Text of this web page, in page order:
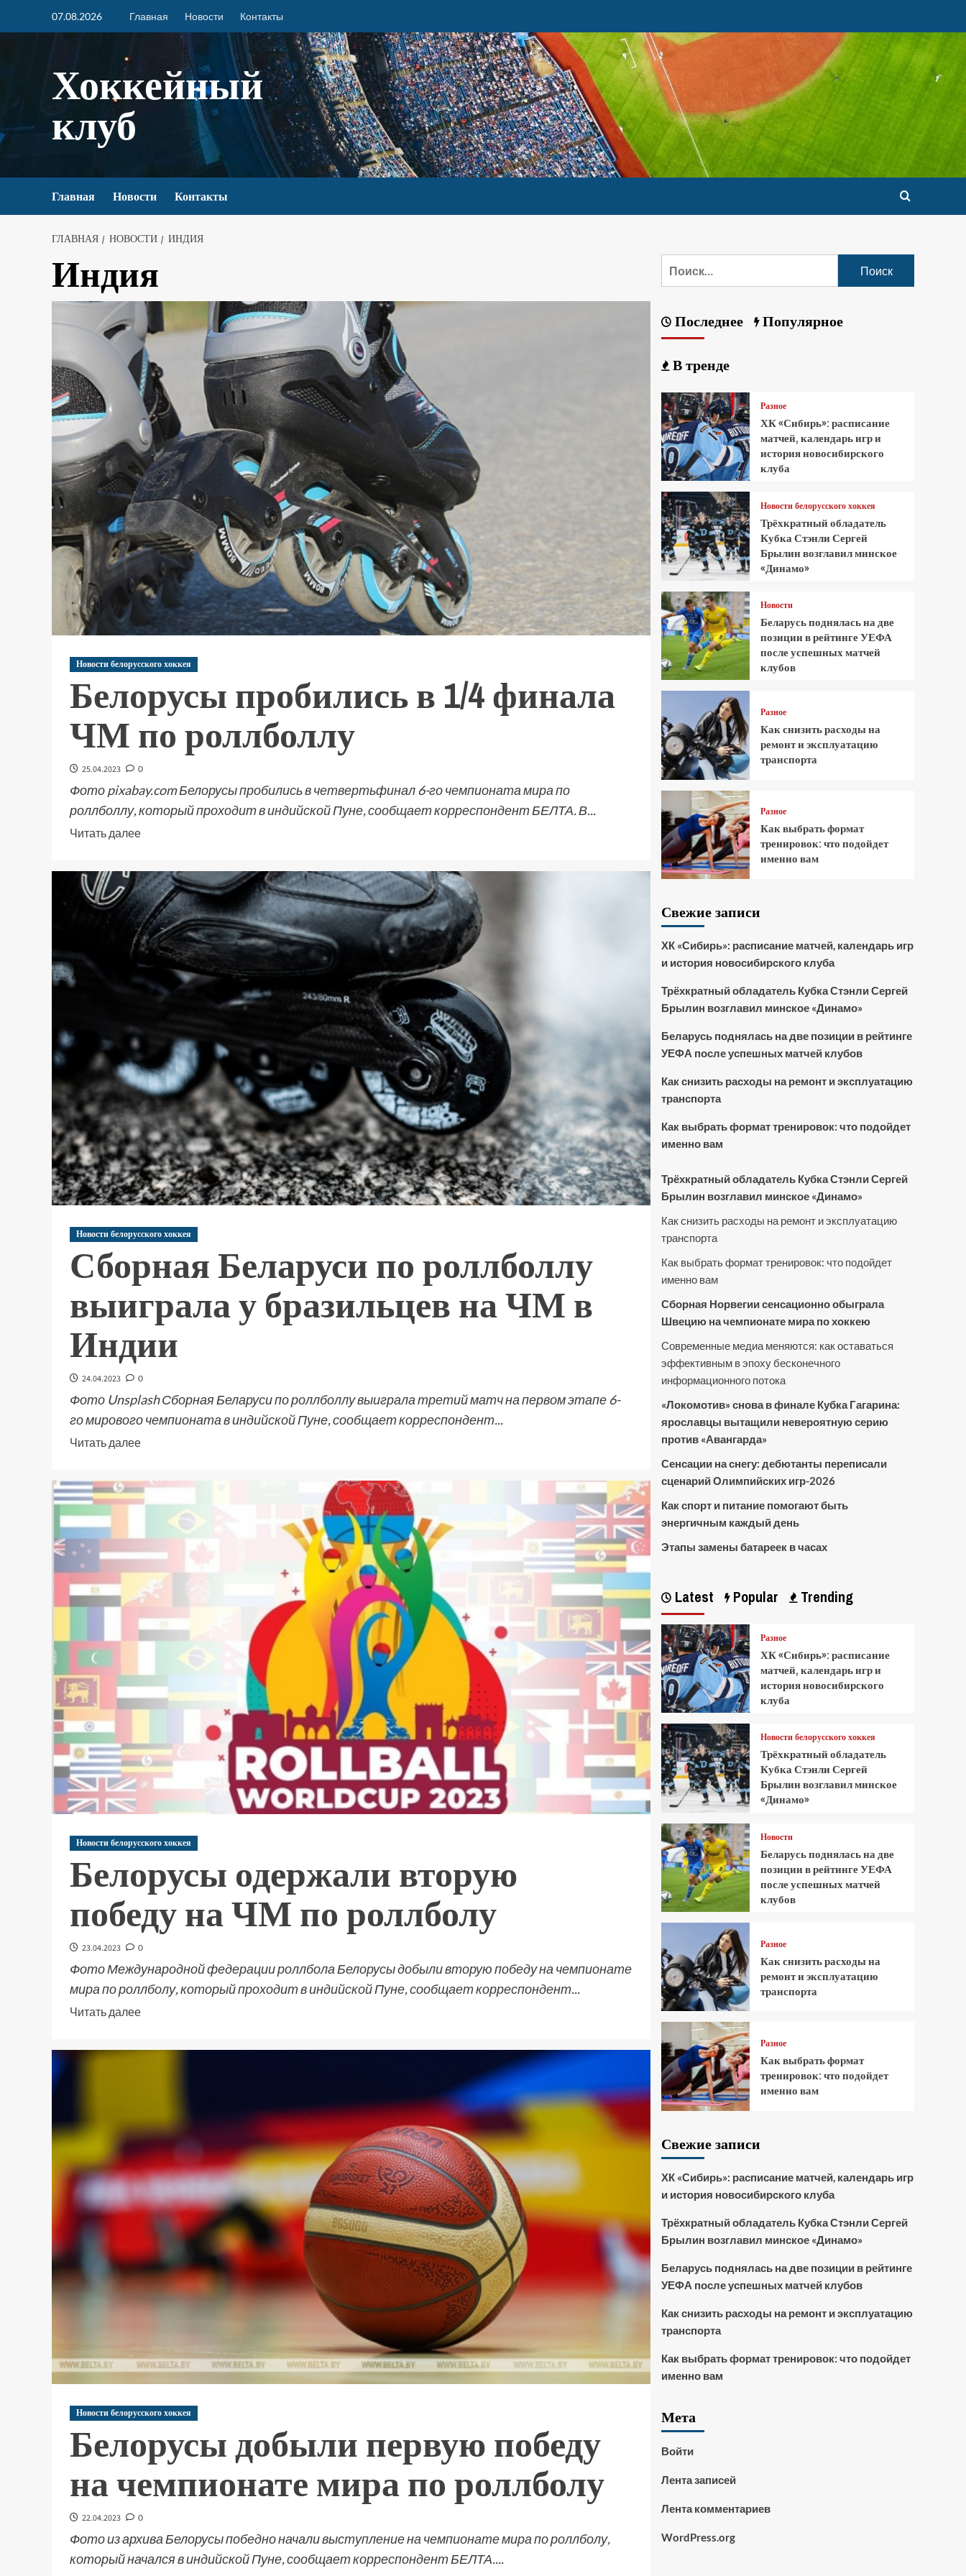
07.08.2026 Главная Новости Контакты
Хоккейный
клуб
Главная Новости Контакты
ГЛАВНАЯ НОВОСТИ ИНДИЯ
Индия
Новости белорусского хоккея
Белорусы пробились в 1/4 финала
ЧМ по роллболлу
25.04.2023 0
Фото pixabay.com Белорусы пробились в четвертьфинал 6-го чемпионата мира по
роллболлу, который проходит в индийской Пуне, сообщает корреспондент БЕЛТА. В...
Читать далее
Новости белорусского хоккея
Сборная Беларуси по роллболлу
выиграла у бразильцев на ЧМ в
Индии
24.04.2023 0
Фото Unsplash Сборная Беларуси по роллболлу выиграла третий матч на первом этапе 6-
го мирового чемпионата в индийской Пуне, сообщает корреспондент...
Читать далее
Новости белорусского хоккея
Белорусы одержали вторую
победу на ЧМ по роллболу
23.04.2023 0
Фото Международной федерации роллбола Белорусы добыли вторую победу на чемпионате
мира по роллболу, который проходит в индийской Пуне, сообщает корреспондент...
Читать далее
Новости белорусского хоккея
Белорусы добыли первую победу
на чемпионате мира по роллболу
22.04.2023 0
Фото из архива Белорусы победно начали выступление на чемпионате мира по роллболу,
который начался в индийской Пуне, сообщает корреспондент БЕЛТА....
Последнее Популярное
В тренде
Разное
ХК «Сибирь»: расписание
матчей, календарь игр и
история новосибирского
клуба
Новости белорусского хоккея
Трёхкратный обладатель
Кубка Стэнли Сергей
Брылин возглавил минское
«Динамо»
Новости
Беларусь поднялась на две
позиции в рейтинге УЕФА
после успешных матчей
клубов
Разное
Как снизить расходы на
ремонт и эксплуатацию
транспорта
Разное
Как выбрать формат
тренировок: что подойдет
именно вам
Свежие записи
ХК «Сибирь»: расписание матчей, календарь игр
и история новосибирского клуба
Трёхкратный обладатель Кубка Стэнли Сергей
Брылин возглавил минское «Динамо»
Беларусь поднялась на две позиции в рейтинге
УЕФА после успешных матчей клубов
Как снизить расходы на ремонт и эксплуатацию
транспорта
Как выбрать формат тренировок: что подойдет
именно вам
Трёхкратный обладатель Кубка Стэнли Сергей
Брылин возглавил минское «Динамо»
Как снизить расходы на ремонт и эксплуатацию
транспорта
Как выбрать формат тренировок: что подойдет
именно вам
Сборная Норвегии сенсационно обыграла
Швецию на чемпионате мира по хоккею
Современные медиа меняются: как оставаться
эффективным в эпоху бесконечного
информационного потока
«Локомотив» снова в финале Кубка Гагарина:
ярославцы вытащили невероятную серию
против «Авангарда»
Сенсации на снегу: дебютанты переписали
сценарий Олимпийских игр-2026
Как спорт и питание помогают быть
энергичным каждый день
Этапы замены батареек в часах
Latest Popular Trending
Разное
ХК «Сибирь»: расписание
матчей, календарь игр и
история новосибирского
клуба
Новости белорусского хоккея
Трёхкратный обладатель
Кубка Стэнли Сергей
Брылин возглавил минское
«Динамо»
Новости
Беларусь поднялась на две
позиции в рейтинге УЕФА
после успешных матчей
клубов
Разное
Как снизить расходы на
ремонт и эксплуатацию
транспорта
Разное
Как выбрать формат
тренировок: что подойдет
именно вам
Свежие записи
ХК «Сибирь»: расписание матчей, календарь игр
и история новосибирского клуба
Трёхкратный обладатель Кубка Стэнли Сергей
Брылин возглавил минское «Динамо»
Беларусь поднялась на две позиции в рейтинге
УЕФА после успешных матчей клубов
Как снизить расходы на ремонт и эксплуатацию
транспорта
Как выбрать формат тренировок: что подойдет
именно вам
Мета
Войти
Лента записей
Лента комментариев
WordPress.org